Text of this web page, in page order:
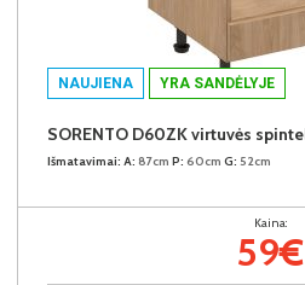
NAUJIENA YRA SANDĖLYJE
Išmatavimai: A: 87cm P: 60cm G: 52cm
Kaina:
59€